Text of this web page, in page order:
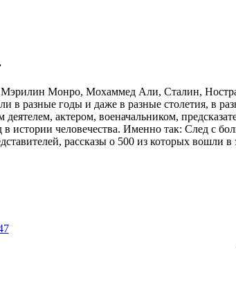
Монро, Мохаммед Али, Сталин,
в разные годы и даже в разные столетия, в
актером, военачальником,
истории человечества. Именно так: След с
рассказы о 500 из которых вошли в